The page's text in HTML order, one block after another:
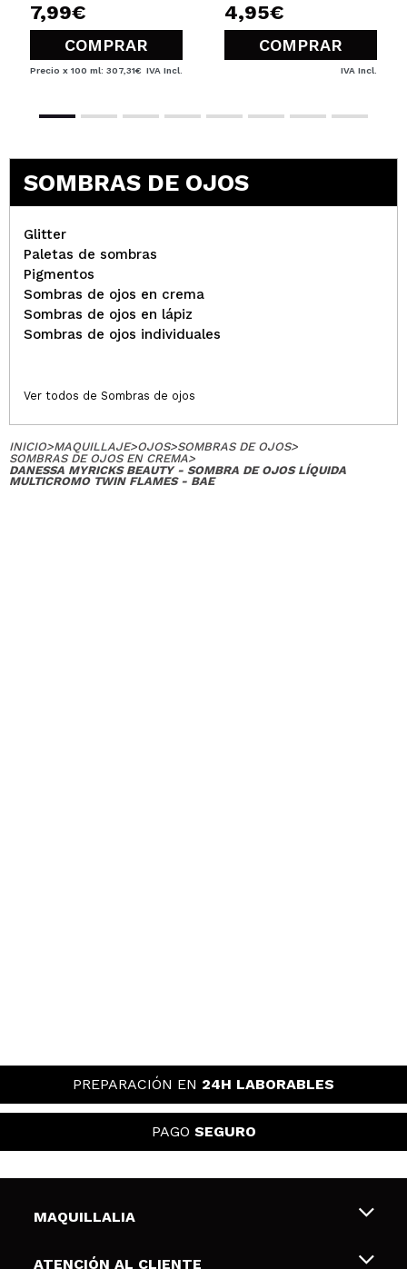
7,99€
COMPRAR
Precio x 100 ml: 307,31€ IVA Incl.
4,95€
COMPRAR
IVA Incl.
SOMBRAS DE OJOS
Glitter
Paletas de sombras
Pigmentos
Sombras de ojos en crema
Sombras de ojos en lápiz
Sombras de ojos individuales
Ver todos de Sombras de ojos
INICIO>MAQUILLAJE>OJOS>SOMBRAS DE OJOS>
SOMBRAS DE OJOS EN CREMA>
DANESSA MYRICKS BEAUTY - SOMBRA DE OJOS LÍQUIDA
MULTICROMO TWIN FLAMES - BAE
PREPARACIÓN EN 24H LABORABLES
PAGO SEGURO
MAQUILLALIA
Sobre nosotros
ATENCIÓN AL CLIENTE